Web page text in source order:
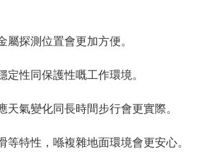
屬探測位置會更加方便。
性同保護性嘅工作環境。
天氣變化同長時間步行會更實際。
特性，喺複雜地面環境會更安心。